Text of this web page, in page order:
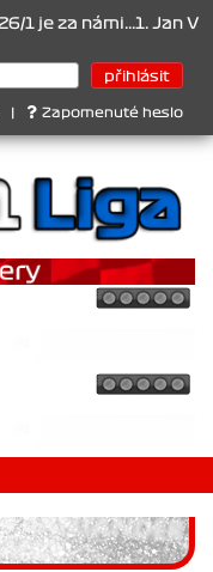
je za námi...1. Jan
Zapomenuté heslo